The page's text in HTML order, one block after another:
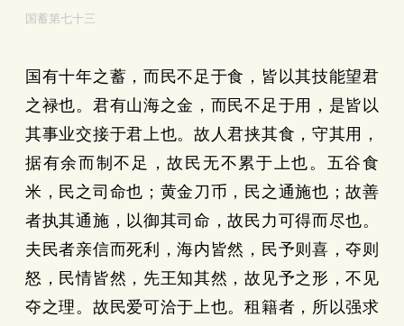
国蓄第七十三
国有十年之蓄，而民不足于食，皆以其技能望君
之禄也。君有山海之金，而民不足于用，是皆以
其事业交接于君上也。故人君挟其食，守其用，
据有余而制不足，故民无不累于上也。五谷食
米，民之司命也；黄金刀币，民之通施也；故善
者执其通施，以御其司命，故民力可得而尽也。
夫民者亲信而死利，海内皆然，民予则喜，夺则
怒，民情皆然，先王知其然，故见予之形，不见
夺之理。故民爱可洽于上也。租籍者，所以强求